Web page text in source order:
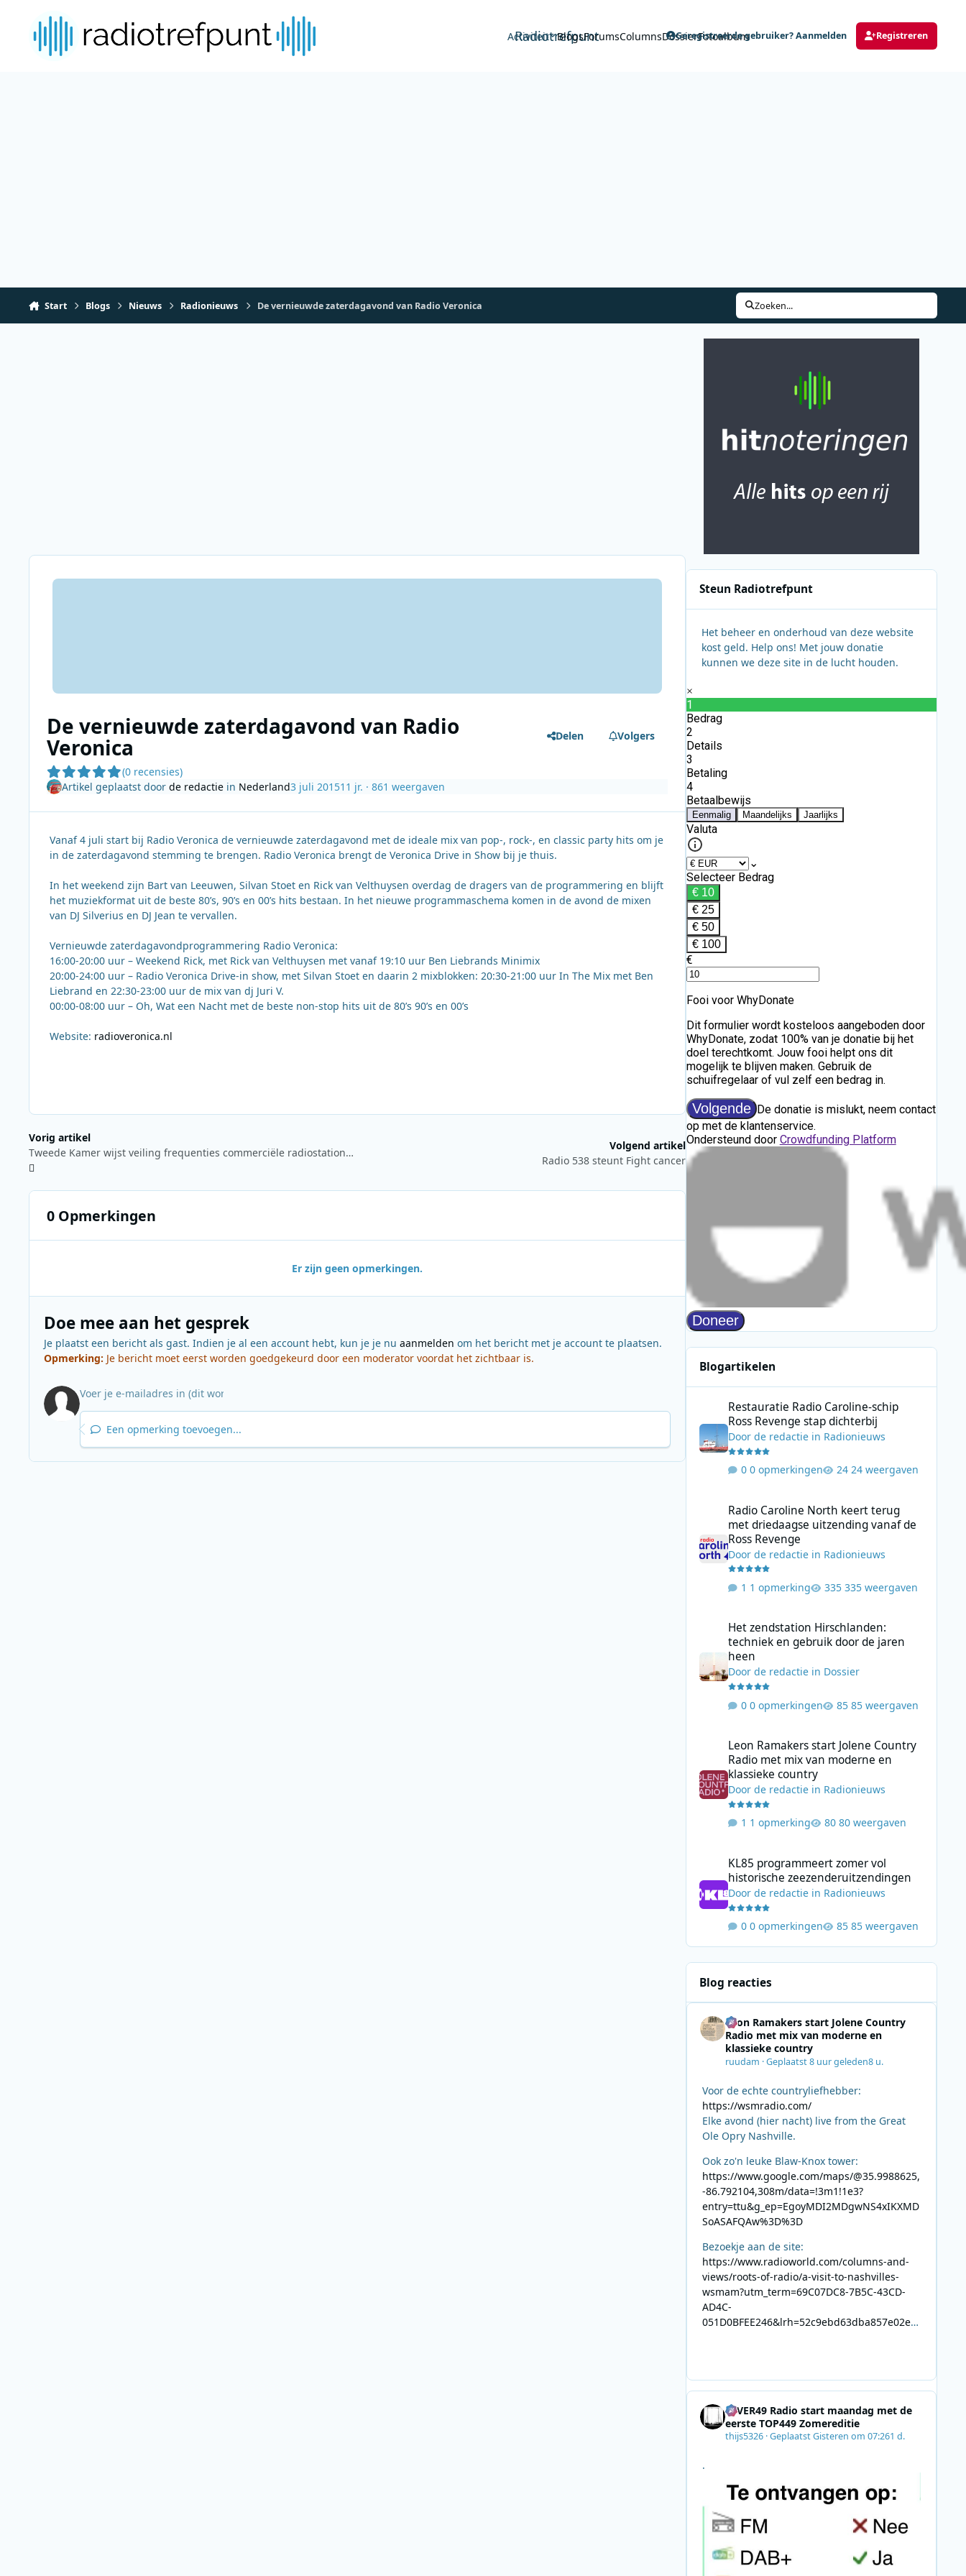
Radiotrefpunt
Activiteit BlogsForumsColumnsDossierFotoalbum
Geregistreerde gebruiker? Aanmelden Registreren
Start Blogs Nieuws Radionieuws De vernieuwde zaterdagavond van Radio Veronica Zoeken...
De vernieuwde zaterdagavond van Radio
Veronica
(0 recensies)
Delen Volgers
Artikel geplaatst door de redactiein Nederland3 juli 201511 jr. · 861 weergaven
Vanaf 4 juli start bij Radio Veronica de vernieuwde zaterdagavond met de ideale mix van pop-, rock-, en classic party hits om je
in de zaterdagavond stemming te brengen. Radio Veronica brengt de Veronica Drive in Show bij je thuis.
In het weekend zijn Bart van Leeuwen, Silvan Stoet en Rick van Velthuysen overdag de dragers van de programmering en blijft
het muziekformat uit de beste 80’s, 90’s en 00’s hits bestaan. In het nieuwe programmaschema komen in de avond de mixen
van DJ Silverius en DJ Jean te vervallen.
Vernieuwde zaterdagavondprogrammering Radio Veronica:
16:00-20:00 uur – Weekend Rick, met Rick van Velthuysen met vanaf 19:10 uur Ben Liebrands Minimix
20:00-24:00 uur – Radio Veronica Drive-in show, met Silvan Stoet en daarin 2 mixblokken: 20:30-21:00 uur In The Mix met Ben
Liebrand en 22:30-23:00 uur de mix van dj Juri V.
00:00-08:00 uur – Oh, Wat een Nacht met de beste non-stop hits uit de 80’s 90’s en 00’s
Website: radioveronica.nl
Vorig artikel
Tweede Kamer wijst veiling frequenties commerciële radiostations af
Volgend artikel
Radio 538 steunt Fight cancer
0 Opmerkingen
Er zijn geen opmerkingen.
Doe mee aan het gesprek
Je plaatst een bericht als gast. Indien je al een account hebt, kun je je nu aanmelden om het bericht met je account te plaatsen.
Opmerking: Je bericht moet eerst worden goedgekeurd door een moderator voordat het zichtbaar is.
Een opmerking toevoegen...
Steun Radiotrefpunt
Het beheer en onderhoud van deze website
kost geld. Help ons! Met jouw donatie
kunnen we deze site in de lucht houden.
Blogartikelen
Restauratie Radio Caroline-schip
Ross Revenge stap dichterbij
Door de redactiein Radionieuws
0 opmerkingen 24 weergaven
Radio Caroline North keert terug
met driedaagse uitzending vanaf de
Ross Revenge
Door de redactiein Radionieuws
1 opmerking 335 weergaven
Het zendstation Hirschlanden:
techniek en gebruik door de jaren
heen
Door de redactiein Dossier
0 opmerkingen 85 weergaven
Leon Ramakers start Jolene Country
Radio met mix van moderne en
klassieke country
Door de redactiein Radionieuws
1 opmerking 80 weergaven
KL85 programmeert zomer vol
historische zeezenderuitzendingen
Door de redactiein Radionieuws
0 opmerkingen 85 weergaven
Blog reacties
Leon Ramakers start Jolene Country
Radio met mix van moderne en
klassieke country
ruudam ·Geplaatst8 uur geleden8 u.
Voor de echte countryliefhebber:
https://wsmradio.com/
Elke avond (hier nacht) live from the Great
Ole Opry Nashville.
Ook zo'n leuke Blaw-Knox tower:
https://www.google.com/maps/@35.9988625,
-86.792104,308m/data=!3m1!1e3?
entry=ttu&g_ep=EgoyMDI2MDgwNS4xIKXMD
SoASAFQAw%3D%3D
Bezoekje aan de site:
https://www.radioworld.com/columns-and-
views/roots-of-radio/a-visit-to-nashvilles-
wsmam?utm_term=69C07DC8-7B5C-43CD-
AD4C-
051D0BFEE246&lrh=52c9ebd63dba857e02ec
AB2831C8A639&utm_medium=email&utm_co
8F09201A140D&utm_source=SmartBrief
4EVER49 Radio start maandag met de
eerste TOP449 Zomereditie
thijs5326·GeplaatstGisteren om 07:261 d.
.